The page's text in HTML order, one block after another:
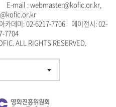
E-mail : webmaster@kofic.or.kr,
카데미: 02-6217-7706 에이전시: 02-
7704
ALL RIGHTS RESERVED.